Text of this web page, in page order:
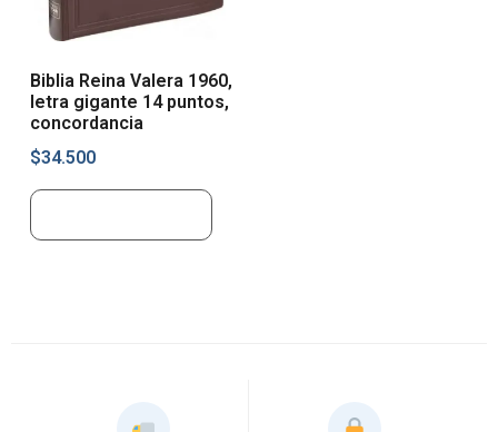
Biblia Reina Valera 1960,
letra gigante 14 puntos,
concordancia
$34.500